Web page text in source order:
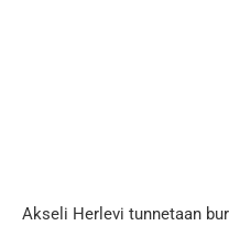
Akseli Herlevi tunnetaan